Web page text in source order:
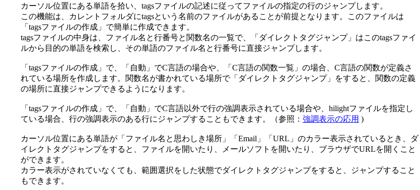
カーソル位置にある単語を拾い、tagsファイルの記述に従ってファイルの指定の行のジャンプします。
この機能は、カレントフォルダにtagsという名前のファイルがあることが前提となります。このファイルは
「tagsファイルの作成」で簡単に作成できます。
tagsファイルの中身は、ファイル名と行番号と関数名の一覧で、「ダイレクトタグジャンプ」はこのtagsファイ
ルから目的の単語を検索し、その単語のファイル名と行番号に直接ジャンプします。
「tagsファイルの作成」で、「自動」でC言語の場合や、「C言語の関数一覧」の場合、C言語の関数が定義さ
れている場所を作成します。関数名が書かれている場所で「ダイレクトタグジャンプ」をすると、関数の定義
の場所に直接ジャンプできるようになります。
「tagsファイルの作成」で、「自動」でC言語以外で行の強調表示されている場合や、hilightファイルを指定し
ている場合、行の強調表示のある行にジャンプすることもできます。（参照： 強調表示の応用 )
カーソル位置にある単語が「ファイル名と思わしき場所」「Email」「URL」のカラー表示されているとき、ダ
イレクトタグジャンプをすると、ファイルを開いたり、メールソフトを開いたり、ブラウザでURLを開くこと
ができます。
カラー表示がされていなくても、範囲選択をした状態でダイレクトタグジャンプをすると、ジャンプすること
もできます。